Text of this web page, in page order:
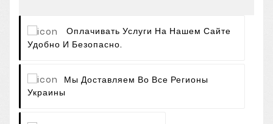
Оплачивать Услуги На Нашем Сайте
Удобно И Безопасно.
Мы Доставляем Во Все Регионы
Украины